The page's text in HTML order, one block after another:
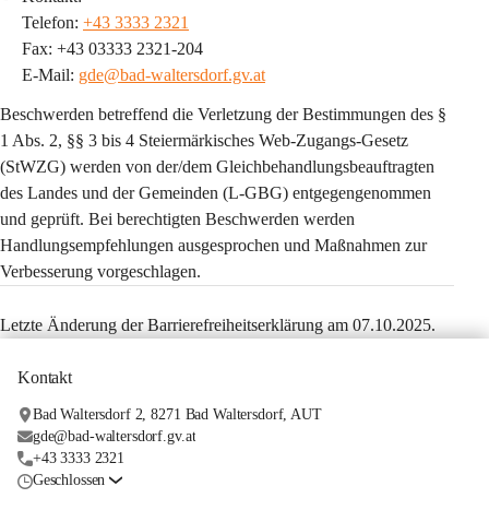
Telefon: +43 3333 2321
Fax: +43 03333 2321-204
E-Mail: gde@bad-waltersdorf.gv.at
Beschwerden betreffend die Verletzung der Bestimmungen des §
1 Abs. 2, §§ 3 bis 4 Steiermärkisches Web-Zugangs-Gesetz
(StWZG) werden von der/dem Gleichbehandlungsbeauftragten
des Landes und der Gemeinden (L-GBG) entgegengenommen
und geprüft. Bei berechtigten Beschwerden werden
Handlungsempfehlungen ausgesprochen und Maßnahmen zur
Verbesserung vorgeschlagen.
Letzte Änderung der Barrierefreiheitserklärung am 07.10.2025.
Kontakt
Bad Waltersdorf 2, 8271 Bad Waltersdorf, AUT
gde@bad-waltersdorf.gv.at
+43 3333 2321
Geschlossen